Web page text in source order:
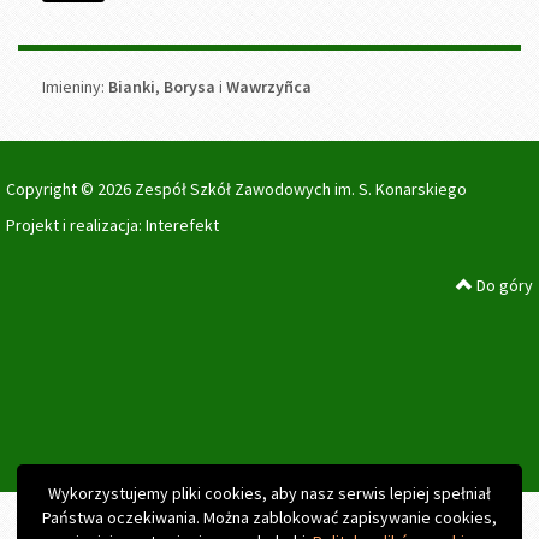
Wykorzystujemy pliki cookies, aby nasz serwis lepiej spełniał
Państwa oczekiwania. Można zablokować zapisywanie cookies,
Imieniny
Imieniny: Bianki, Borysa i Wawrzyñca
Copyright © 2026 Zespół Szkół Zawodowych im. S. Konarskiego
Projekt i realizacja: Interefekt
Do góry